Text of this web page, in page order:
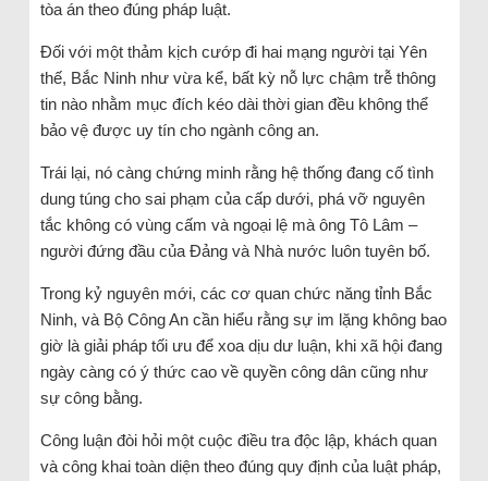
tòa án theo đúng pháp luật.
Đối với một thảm kịch cướp đi hai mạng người tại Yên
thế, Bắc Ninh như vừa kể, bất kỳ nỗ lực chậm trễ thông
tin nào nhằm mục đích kéo dài thời gian đều không thể
bảo vệ được uy tín cho ngành công an.
Trái lại, nó càng chứng minh rằng hệ thống đang cố tình
dung túng cho sai phạm của cấp dưới, phá vỡ nguyên
tắc không có vùng cấm và ngoại lệ mà ông Tô Lâm –
người đứng đầu của Đảng và Nhà nước luôn tuyên bố.
Trong kỷ nguyên mới, các cơ quan chức năng tỉnh Bắc
Ninh, và Bộ Công An cần hiểu rằng sự im lặng không bao
giờ là giải pháp tối ưu để xoa dịu dư luận, khi xã hội đang
ngày càng có ý thức cao về quyền công dân cũng như
sự công bằng.
Công luận đòi hỏi một cuộc điều tra độc lập, khách quan
và công khai toàn diện theo đúng quy định của luật pháp,